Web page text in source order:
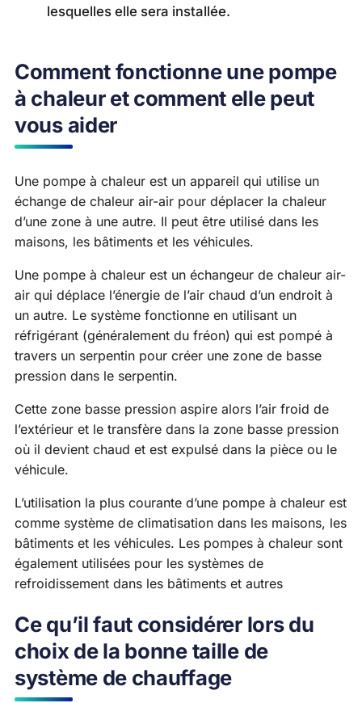
lesquelles elle sera installée.
Comment fonctionne une pompe
à chaleur et comment elle peut
vous aider
Une pompe à chaleur est un appareil qui utilise un
échange de chaleur air-air pour déplacer la chaleur
d’une zone à une autre. Il peut être utilisé dans les
maisons, les bâtiments et les véhicules.
Une pompe à chaleur est un échangeur de chaleur air-
air qui déplace l’énergie de l’air chaud d’un endroit à
un autre. Le système fonctionne en utilisant un
réfrigérant (généralement du fréon) qui est pompé à
travers un serpentin pour créer une zone de basse
pression dans le serpentin.
Cette zone basse pression aspire alors l’air froid de
l’extérieur et le transfère dans la zone basse pression
où il devient chaud et est expulsé dans la pièce ou le
véhicule.
L’utilisation la plus courante d’une pompe à chaleur est
comme système de climatisation dans les maisons, les
bâtiments et les véhicules. Les pompes à chaleur sont
également utilisées pour les systèmes de
refroidissement dans les bâtiments et autres
Ce qu’il faut considérer lors du
choix de la bonne taille de
système de chauffage